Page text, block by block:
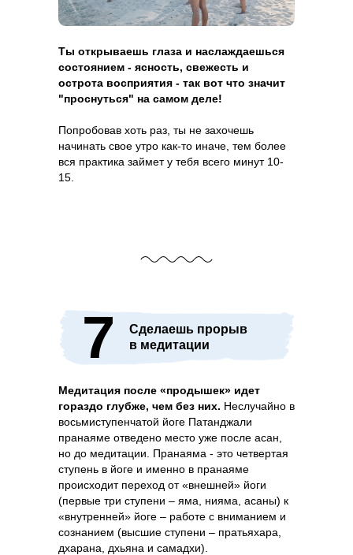
Ты открываешь глаза и наслаждаешься
состоянием - ясность, свежесть и
острота восприятия - так вот что значит
"проснуться" на самом деле!
Попробовав хоть раз, ты не захочешь
начинать свое утро как-то иначе, тем более
вся практика займет у тебя всего минут 10-
15.
Медитация после «продышек» идет
гораздо глубже, чем без них. Неслучайно в
восьмиступенчатой йоге Патанджали
пранаяме отведено место уже после асан,
но до медитации. Пранаяма - это четвертая
ступень в йоге и именно в пранаяме
происходит переход от «внешней» йоги
(первые три ступени – яма, нияма, асаны) к
«внутренней» йоге – работе с вниманием и
сознанием (высшие ступени – пратьяхара,
дхарана, дхьяна и самадхи).
Сделаешь прорыв
в медитации
7